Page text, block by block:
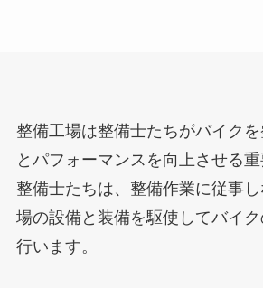
整備工場は整備士たちがバイク
とパフォーマンスを向上させる重
整備士たちは、整備作業に従事
場の設備と装備を駆使してバイ
行います。